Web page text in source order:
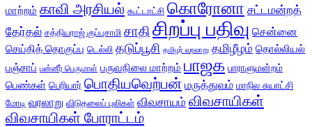
மாற்றம் காவி அரசியல் கூட்டாட்சி கொரோனா சட்டமன்றத்
தேர்தல் சத்தியராஜ் குப்புசாமி சாதிசிறப்பு பதிவு சென்னை
செய்தித் தொகுப்பு டெல்லி தடுப்பூசி தமிழர் வரலாறு தமிழீழம் தொல்லியல்
பஞ்சாப் பன்னீர் பெருமாள் பருவநிலை மாற்றம் பாஜக பாராளுமன்றம்
பெண்கள் பெரியார் பொதியவெற்பன் மருத்துவம் மாநில சுயாட்சி
மோடி வரலாறு விடுதலைப் புலிகள் விவசாயம் விவசாயிகள்
விவசாயிகள் போராட்டம்